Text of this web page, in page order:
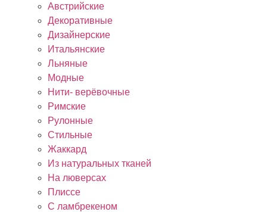
Австрийские
Декоративные
Дизайнерские
Итальянские
Льняные
Модные
Нити- верёвочные
Римские
Рулонные
Стильные
Жаккард
Из натуральных тканей
На люверсах
Плиссе
С ламбрекеном